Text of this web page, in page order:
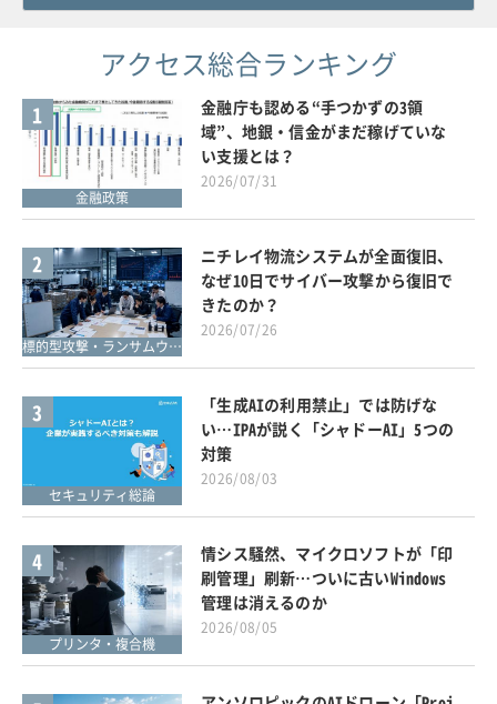
アクセス総合ランキング
1
金融政策
金融庁も認める“手つかずの3領
域”、地銀・信金がまだ稼げていな
い支援とは？
2026/07/31
2
標的型攻撃・ランサムウェア対策
ニチレイ物流システムが全面復旧、
なぜ10日でサイバー攻撃から復旧で
きたのか？
2026/07/26
3
セキュリティ総論
「生成AIの利用禁止」では防げな
い…IPAが説く「シャドーAI」5つの
対策
2026/08/03
4
プリンタ・複合機
情シス騒然、マイクロソフトが「印
刷管理」刷新…ついに古いWindows
管理は消えるのか
2026/08/05